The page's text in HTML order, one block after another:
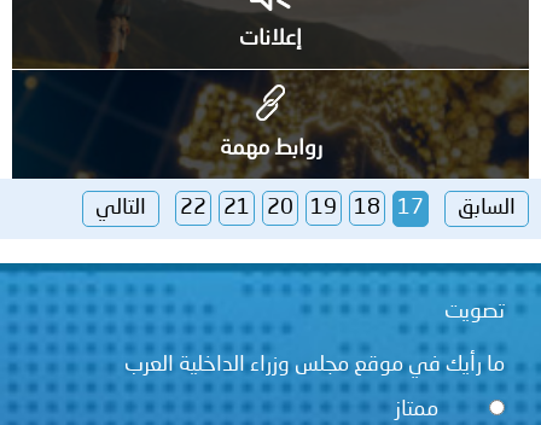
إعلانات
روابط مهمة
السابق 17
18
19
20
21
22 التالي
تصويت
ما رأيك في موقع مجلس وزراء الداخلية العرب
ممتاز